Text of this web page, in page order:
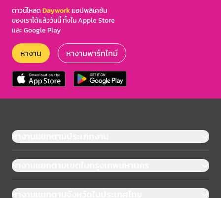
ดาวน์โหลดDayworkแอปพลิเคชัน
ของเราได้แล้ววันนี้ ทั้งใน Apple Store
และ Google Play
หางาน หางานพาร์ทไทม์
หางานแยกตามประเภทงาน
หางานแยกตามเขตในกรุงเทพมหานคร
หางานแยกตามจังหวัดในประเทศไทย